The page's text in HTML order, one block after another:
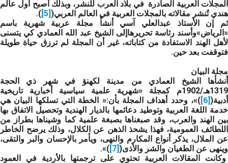
المجلات العربية الصادرة في بلاد العرب للنشر، وبذلك أصبح أول عالم
هندي تُنشر مقالاته بالمجلات العربية في العالم العربي(
).
ثم إن الأستاذ عبدالعلي آسي أنشأَ مجلة عربية شهرية باسم
«الرياض»وأسند رئاسة تحريرهاإلى الشيخ عبد الله العمادي كي يتسنى
لأهل الهند الاستفادة من كتاباته، غير أن المجلة لم ترزق حياة طويلة
فتوقفت بعد حين.
مجلة البيان
أنشأها الشيخ العمادي من مدينة لكهنؤ في شهر ذي الحجة
1319هـ/1902م كمجلة «شهرية علمية سياسية أخبارية تاريخية
أدبية(
)»، وحدد أهداف المجلة بأن:« الخطة التي تسلكها البيان هي
خدمة اللغة العربية وتوطيد دعائمها بالديار الهندية وتحصيل الاتفاق بها
بين الهند والعرب، وقد صبغناها بصبغة علمية كما وشيناها بطراز من
اللطائف العمومية، فهذا يشحذ الذهن عن الكلال، وذلك يرضح الخاطر
عن الملال، يذكر أنواع المكارم والنهى، ويأمر بالإحسان والبر والتقى،
وينهى عن الطغيان والشر والأذى(
)».
وكانت المقالات العربية تحتوي على ترجمتها بالأردية في العمود